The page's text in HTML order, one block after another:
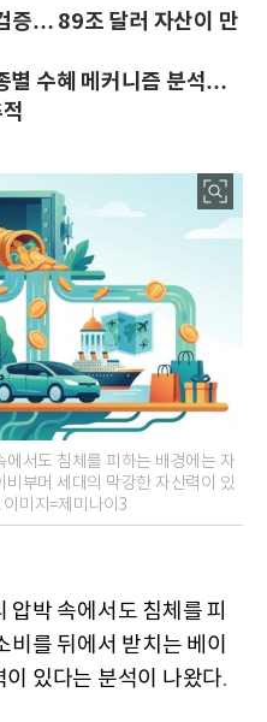
증… 89조 달러 자산이 만
별 수혜 메커니즘 분석…
서도 침체를 피하는 배경에는 자
부머 세대의 막강한 자산력이 있
미지=제미나이3
박 속에서도 침체를 피
를 뒤에서 받치는 베이
있다는 분석이 나왔다.